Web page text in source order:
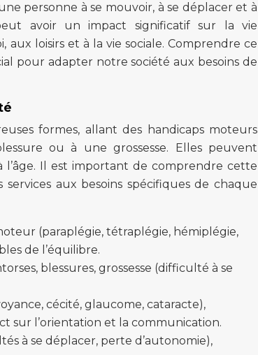
personne à se mouvoir, à se déplacer et à
avoir un impact significatif sur la vie
aux loisirs et à la vie sociale. Comprendre ce
pour adapter notre société aux besoins de
formes, allant des handicaps moteurs
ou à une grossesse. Elles peuvent
l’âge. Il est important de comprendre cette
aux besoins spécifiques de chaque
(paraplégie, tétraplégie, hémiplégie,
de l’équilibre.
blessures, grossesse (difficulté à se
cécité, glaucome, cataracte),
sur l’orientation et la communication.
à se déplacer, perte d’autonomie),